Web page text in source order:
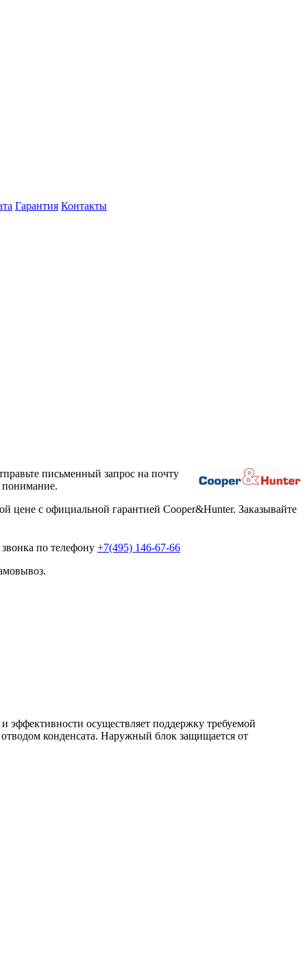
Гарантия Контакты
письменный запрос на почту
понимание.
с официальной гарантией Cooper&Hunter. Заказывайте
по телефону +7(495) 146-67-66
эффективности осуществляет поддержку требуемой
конденсата. Наружный блок защищается от